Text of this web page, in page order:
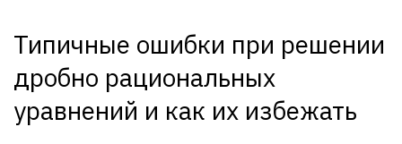
Типичные ошибки при решении
дробно рациональных
уравнений и как их избежать